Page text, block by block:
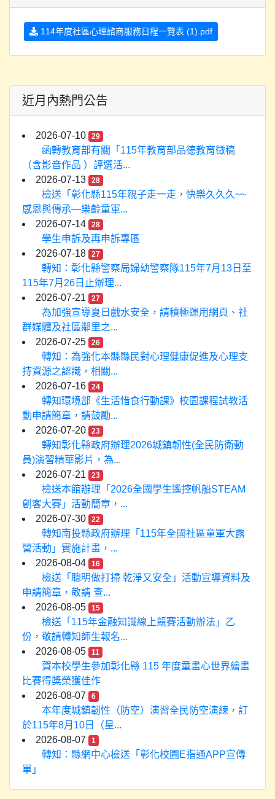
114年度社區心理諮商服務日程一覽表 (1).pdf
近月內熱門公告
2026-07-10 29
函轉教育部有關「115年教育部品德教育徵稿
（含影音作品 ）評選活...
2026-07-13
28
檢送「彰化縣115年親子走一走，快樂久久久~~
感恩與傳承—樂齡童軍...
2026-07-14
28
學生申訴及再申訴專區
2026-07-18
27
轉知：彰化縣警察局婦幼警察隊115年7月13日至
115年7月26日止辦理...
2026-07-21
27
為加強宣導夏日戲水安全，請積極運用網頁、社
群媒體及社區鄰里之...
2026-07-25
26
轉知：為強化本縣縣民對心理健康促進及心理支
持資源之認識，相關...
2026-07-16
24
轉知環境部《生活惜食行動課》校園課程試教活
動申請簡章，請鼓勵...
2026-07-20
23
轉知彰化縣政府辦理2026城鎮韌性(全民防衛動
員)演習精華影片，為...
2026-07-21
23
檢送本館辦理「2026全國學生遙控帆船STEAM
創客大賽」活動簡章，...
2026-07-30
22
轉知南投縣政府辦理「115年全國社區童軍大露
營活動」實施計畫，...
2026-08-04
16
檢送「聰明做打掃 乾淨又安全」活動宣導資料及
申請簡章，敬請 查...
2026-08-05
15
檢送「115年金融知識線上競賽活動辦法」乙
份，敬請轉知師生報名...
2026-08-05
11
賀本校學生參加彰化縣 115 年度童畫心世界繪畫
比賽得獎榮獲佳作
2026-08-07
6
本年度城鎮韌性（防空）演習全民防空演練，訂
於115年8月10日（星...
2026-08-07
1
轉知：縣網中心檢送「彰化校園E指通APP宣傳
單」